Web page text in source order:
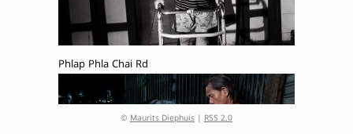
Phlap Phla Chai Rd
© Maurits Diephuis | RSS 2.0